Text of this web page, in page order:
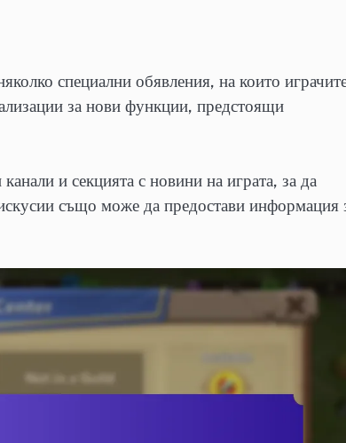
специални обявления, на които
за нови функции, предстоящи
и секцията с новини на играта, за да
също може да предостави информация